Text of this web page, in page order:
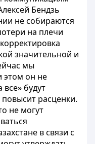
Бендзь
не собираются
на плечи
значительной и
мы
этом он не
будут
расценки.
не могут
в связи с